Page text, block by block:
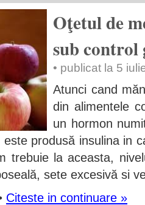
Oţetul de
sub control
• publicat la 5
Atunci cand
din alimentele
un hormon
produsă insulina in
trebuie la aceasta,
sete excesivă si
Citeste in continuare »